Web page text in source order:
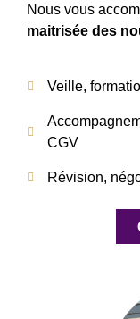
Nous vous
maitrisée des
Veille,
CGV
Révision,